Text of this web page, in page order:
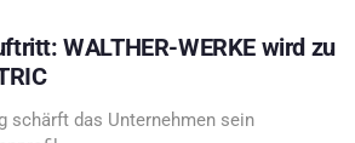
WALTHER-WERKE wird zu
schärft das Unternehmen sein